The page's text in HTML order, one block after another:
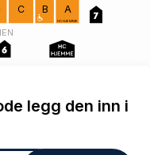
A
B
C
HC HJEMME
legg den inn i